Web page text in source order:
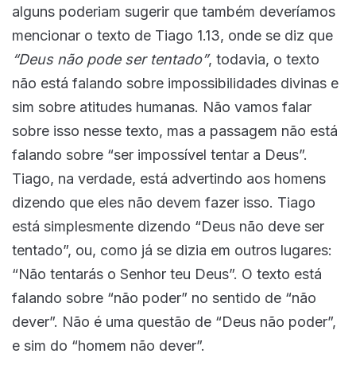
alguns poderiam sugerir que também deveríamos
mencionar o texto de Tiago 1.13, onde se diz que
“Deus não pode ser tentado”, todavia, o texto
não está falando sobre impossibilidades divinas e
sim sobre atitudes humanas. Não vamos falar
sobre isso nesse texto, mas a passagem não está
falando sobre “ser impossível tentar a Deus”.
Tiago, na verdade, está advertindo aos homens
dizendo que eles não devem fazer isso. Tiago
está simplesmente dizendo “Deus não deve ser
tentado”, ou, como já se dizia em outros lugares:
“Não tentarás o Senhor teu Deus”. O texto está
falando sobre “não poder” no sentido de “não
dever”. Não é uma questão de “Deus não poder”,
e sim do “homem não dever”.